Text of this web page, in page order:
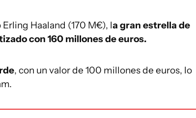
Haaland (170 M€), la gran estrella de
con 160 millones de euros.
, con un valor de 100 millones de euros, lo